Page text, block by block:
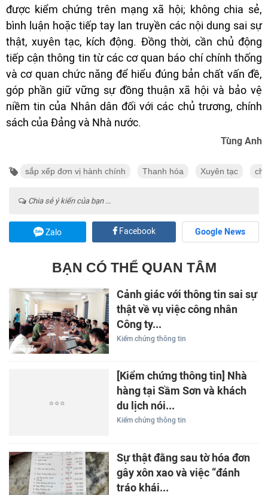
được kiểm chứng trên mạng xã hội; không chia sẻ,
bình luận hoặc tiếp tay lan truyền các nội dung sai sự
thật, xuyên tạc, kích động. Đồng thời, cần chủ động
tiếp cận thông tin từ các cơ quan báo chí chính thống
và cơ quan chức năng để hiểu đúng bản chất vấn đề,
góp phần giữ vững sự đồng thuận xã hội và bảo vệ
niềm tin của Nhân dân đối với các chủ trương, chính
sách của Đảng và Nhà nước.
Tùng Anh
sắp xếp đơn vị hành chính Thanh hóa Xuyên tạc
Chia sẻ ý kiến của bạn ...
Zalo Facebook Google News
BẠN CÓ THỂ QUAN TÂM
Cảnh giác với thông tin sai sự
thật về vụ việc công nhân
Công ty...
Kiểm chứng thông tin
[Kiểm chứng thông tin] Nhà
hàng tại Sầm Sơn và khách
du lịch nói...
Kiểm chứng thông tin
Sự thật đằng sau tờ hóa đơn
gây xôn xao và việc “đánh
tráo khái...